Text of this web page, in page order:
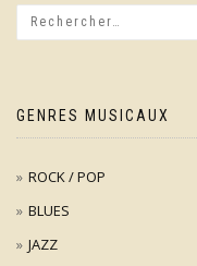
GENRES MUSICAUX
ROCK / POP
BLUES
JAZZ